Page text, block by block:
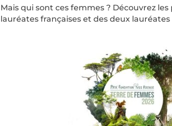
Mais qui sont ces femmes ? Découvrez
lauréates françaises et des deux